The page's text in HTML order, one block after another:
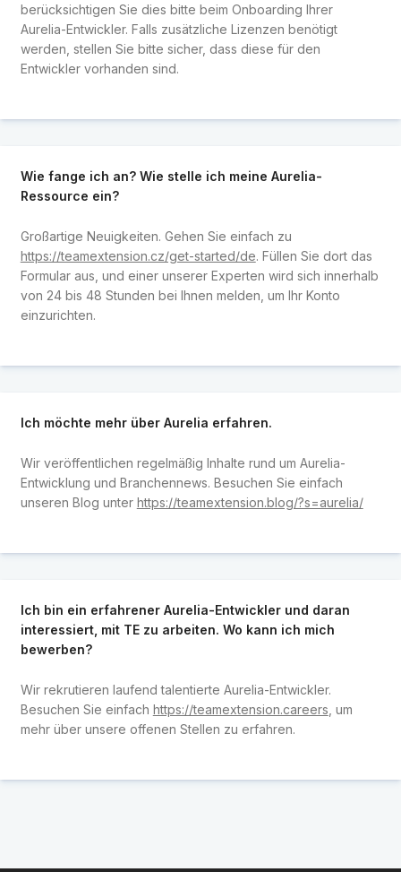
berücksichtigen Sie dies bitte beim Onboarding Ihrer
Aurelia-Entwickler. Falls zusätzliche Lizenzen benötigt
werden, stellen Sie bitte sicher, dass diese für den
Entwickler vorhanden sind.
Wie fange ich an? Wie stelle ich meine Aurelia-
Ressource ein?
Großartige Neuigkeiten. Gehen Sie einfach zu
https://teamextension.cz/get-started/de. Füllen Sie dort das
Formular aus, und einer unserer Experten wird sich innerhalb
von 24 bis 48 Stunden bei Ihnen melden, um Ihr Konto
einzurichten.
Ich möchte mehr über Aurelia erfahren.
Wir veröffentlichen regelmäßig Inhalte rund um Aurelia-
Entwicklung und Branchennews. Besuchen Sie einfach
unseren Blog unter https://teamextension.blog/?s=aurelia/
Ich bin ein erfahrener Aurelia-Entwickler und daran
interessiert, mit TE zu arbeiten. Wo kann ich mich
bewerben?
Wir rekrutieren laufend talentierte Aurelia-Entwickler.
Besuchen Sie einfach https://teamextension.careers , um
mehr über unsere offenen Stellen zu erfahren.